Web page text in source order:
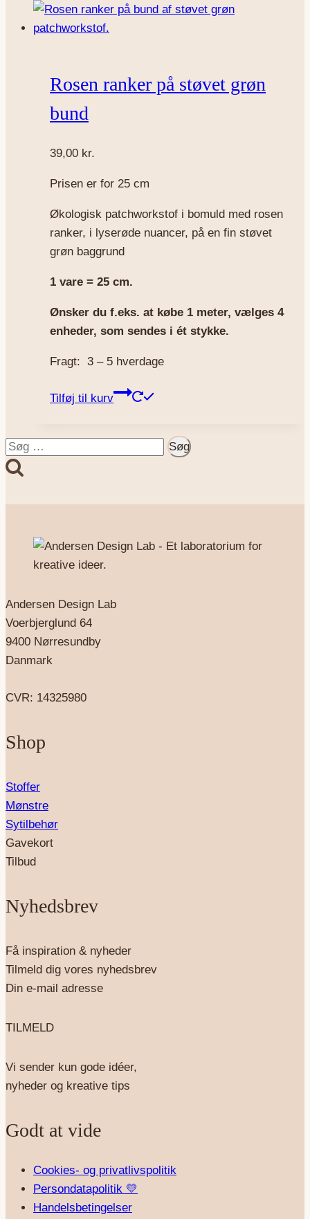
Rosen ranker på støvet grøn
bund
39,00 kr.
Prisen er for 25 cm
Økologisk patchworkstof i bomuld med rosen
ranker, i lyserøde nuancer, på en fin støvet
grøn baggrund
1 vare = 25 cm.
Ønsker du f.eks. at købe 1 meter, vælges 4
enheder, som sendes i ét stykke.
Fragt: 3 – 5 hverdage
Tilføj til kurv
Søg
efter:
Andersen Design Lab
Voerbjerglund 64
9400 Nørresundby
Danmark
CVR: 14325980
Shop
Stoffer
Mønstre
Sytilbehør
Gavekort
Tilbud
Nyhedsbrev
Få inspiration & nyheder
Tilmeld dig vores nyhedsbrev
Din e-mail adresse
TILMELD
Vi sender kun gode idéer,
nyheder og kreative tips
Godt at vide
Cookies- og privatlivspolitik
Persondatapolitik 💛
Handelsbetingelser